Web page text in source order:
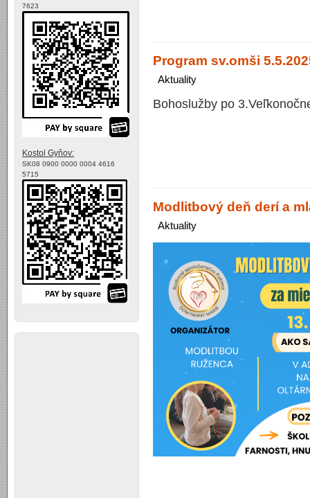
Program sv.omši
Aktuality
Bohoslužby po
Modlitbový deň derí a
Aktuality
7623
Kostol Gyňov:
SK08 0900 0000 0004 4616
5715